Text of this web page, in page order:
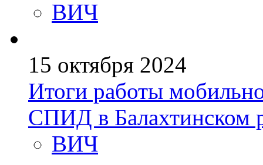
ВИЧ
15 октября 2024
Итоги работы
СПИД в Балахтинском
ВИЧ